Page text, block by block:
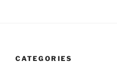
CATEGORIES